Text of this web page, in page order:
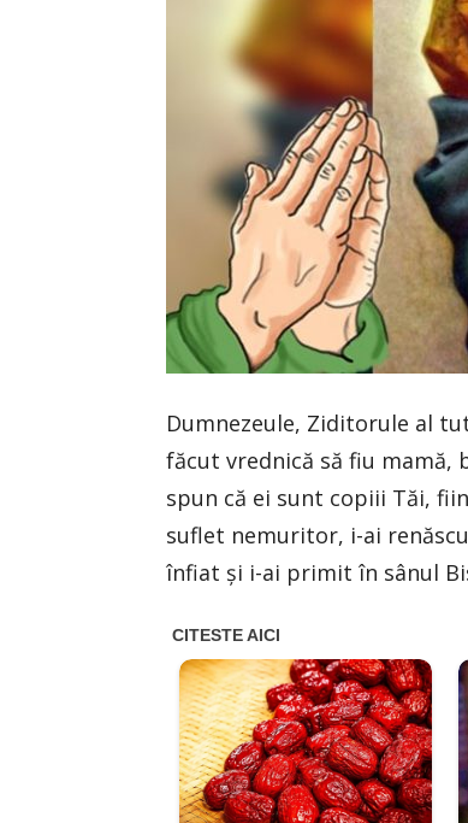
Dumnezeule, Ziditorule al
făcut vrednică să fiu mamă,
spun că ei sunt copiii Tăi,
suflet nemuritor, i-ai
înfiat şi i-ai primit în sânul